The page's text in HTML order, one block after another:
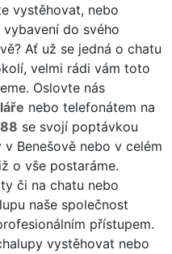
vystěhovat, nebo
do svého
Ať už se jedná o chatu
velmi rádi vám toto
Oslovte nás
nebo telefonátem na
se svojí poptávkou
Benešově nebo v celém
o vše postaráme.
či na chatu nebo
naše společnost
přístupem.
vystěhovat nebo